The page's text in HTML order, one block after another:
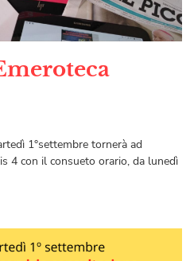
1°settembre tornerà ad
4 con il consueto orario, da lunedì